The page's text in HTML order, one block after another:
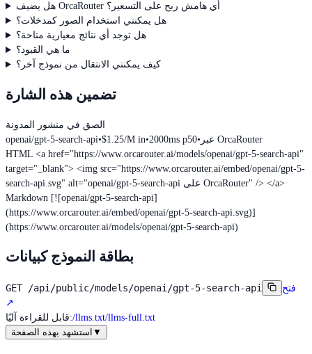
هل يضيف OrcaRouter أي هامش ربح على التسعير؟
هل يمكنني استخدام الصور كمدخلات؟
هل توجد أي نتائج معيارية متاحة؟
ما هي القيود؟
كيف يمكنني الانتقال من نموذج آخر؟
تضمين هذه الشارة
الصق في منشور المدونة
openai/gpt-5-search-api•$1.25/M in•2000ms p50•
عبر OrcaRouter
HTML <a href="https://www.orcarouter.ai/models/openai/gpt-5-search-api"
target="_blank"> <img src="https://www.orcarouter.ai/embed/openai/gpt-5-
search-api.svg" alt="openai/gpt-5-search-api على OrcaRouter" /> </a>
Markdown [![openai/gpt-5-search-api]
(https://www.orcarouter.ai/embed/openai/gpt-5-search-api.svg)]
(https://www.orcarouter.ai/models/openai/gpt-5-search-api)
بطاقة النموذج كبيانات
GET /api/public/models/openai/gpt-5-search-api
فتح
↗
قابل للقراءة آليًا:/llms.txt/llms-full.txt
استشهد بهذه الصفحة ▼